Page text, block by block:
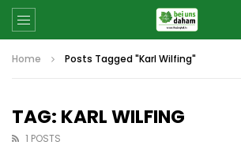
Home Posts Tagged "Karl Wilfing"
TAG: KARL WILFING
1 POSTS